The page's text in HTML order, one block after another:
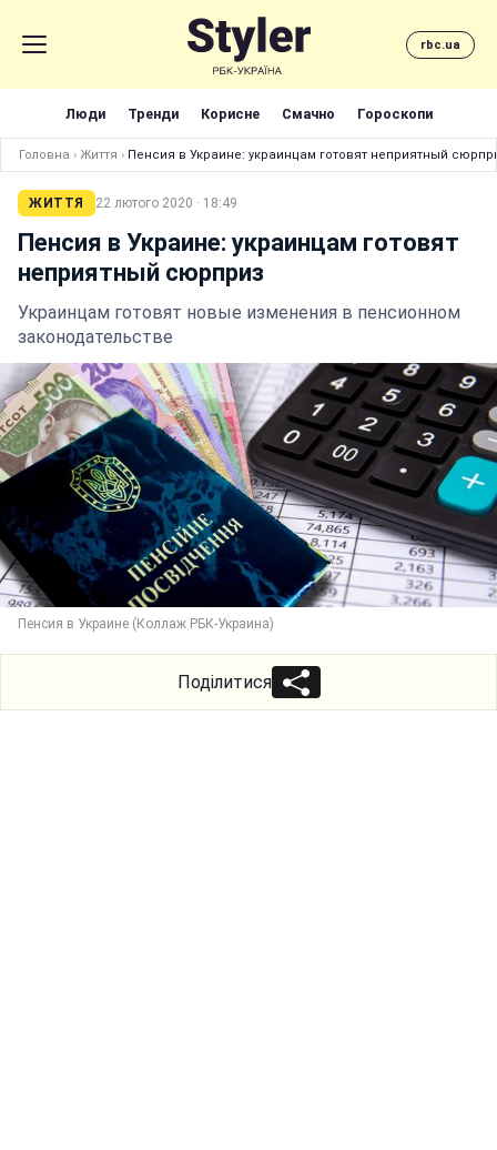
rbc.ua
Люди Тренди Корисне Смачно Гороскопи
Головна › Життя › Пенсия в Украине: украинцам готовят неприятный
ЖИТТЯ 22 лютого 2020 · 18:49
Пенсия в Украине: украинцам готовят
неприятный сюрприз
Украинцам готовят новые изменения в пенсионном
законодательстве
Пенсия в Украине (Коллаж РБК-Украина)
Поділитися